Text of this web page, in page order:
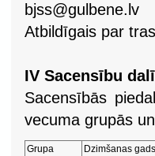
bjss@gulbene.lv
Atbildīgais par
IV Sacensību
Sacensībās
vecuma grupās
Grupa Dzimšanas gads